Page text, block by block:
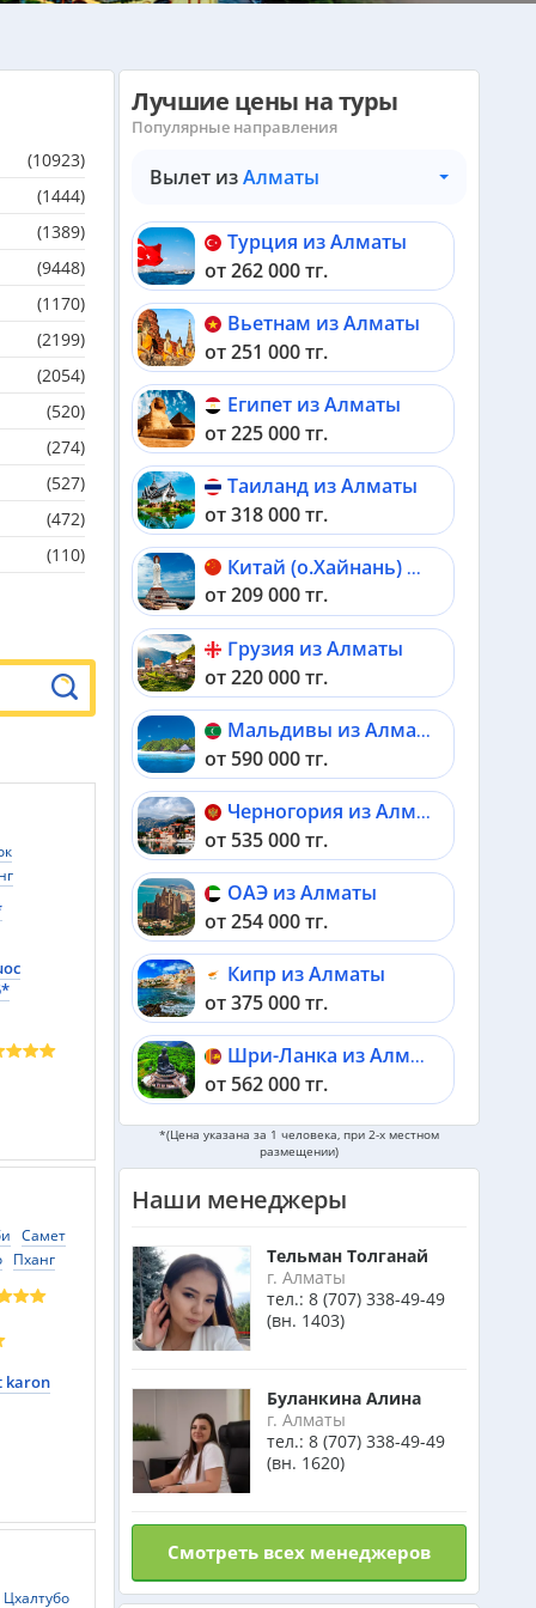
(10923)
(1444)
(1389)
(9448)
(1170)
(2199)
(2054)
(520)
(274)
(527)
(472)
(110)
Ниньван
Самет
Пханг
karon
Цхалтубо
Лучшие цены на туры
Популярные направления
Вылет изАлматы
Турция из Алматы
от 262 000 тг.
Вьетнам из Алматы
от 251 000 тг.
Египет из Алматы
от 225 000 тг.
Таиланд из Алматы
от 318 000 тг.
Китай (о.Хайнань) из Алматы
от 209 000 тг.
Грузия из Алматы
от 220 000 тг.
Мальдивы из Алматы
от 590 000 тг.
Черногория из Алматы
от 535 000 тг.
ОАЭ из Алматы
от 254 000 тг.
Кипр из Алматы
от 375 000 тг.
Шри-Ланка из Алматы
от 562 000 тг.
Катар из Алматы
от 362 000 тг.
от 742 000 тг.
Малайзия из Алматы
от 385 000 тг.
Индия (ГОА) из Алматы
Италия из Алматы
Чехия из Алматы
*(Цена указана за 1 человека, при 2-х местном
размещении)
Наши менеджеры
Тельман Толганай
г. Алматы
тел.: 8 (707) 338-49-49
(вн. 1403)
Буланкина Алина
г. Алматы
тел.: 8 (707) 338-49-49
(вн. 1620)
Смотреть всех менеджеров